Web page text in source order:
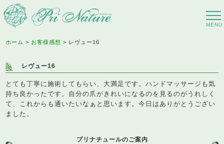
ホーム お客様感想 レヴュー16
レヴュー16
とても丁寧に施術してもらい、大満足です。ハンドマッサージも気
持ち良かったです。自分の爪がきれいになるのを見るのがうれしく
て、これからも通いたいなぁと思います。今日はありがとうござい
ました。
プリナチュールのご案内